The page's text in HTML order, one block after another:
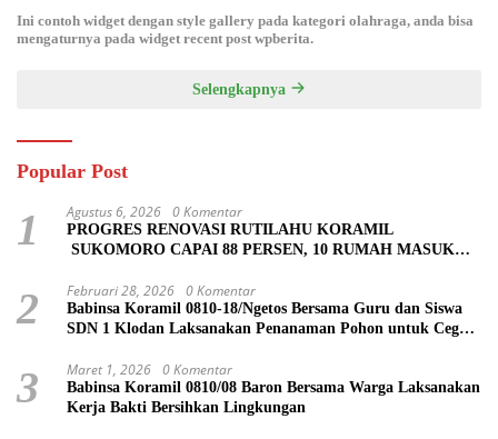
Ini contoh widget dengan style gallery pada kategori olahraga, anda bisa
mengaturnya pada widget recent post wpberita.
Selengkapnya
Popular Post
1 Agustus 6, 2026 0 Komentar
PROGRES RENOVASI RUTILAHU KORAMIL
SUKOMORO CAPAI 88 PERSEN, 10 RUMAH MASUK
2 Februari 28, 2026 0 Komentar
Babinsa Koramil 0810-18/Ngetos Bersama Guru dan Siswa
SDN 1 Klodan Laksanakan Penanaman Pohon untuk Cegah
3 Maret 1, 2026 0 Komentar
Babinsa Koramil 0810/08 Baron Bersama Warga Laksanakan
Kerja Bakti Bersihkan Lingkungan